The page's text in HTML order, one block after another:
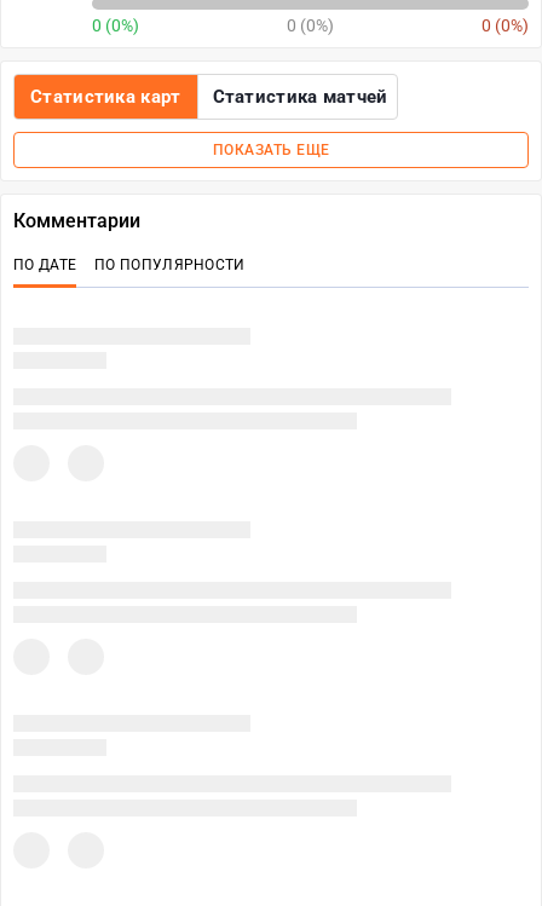
0 (0%) 0 (0%) 0 (0%)
Статистика карт Статистика матчей
ПОКАЗАТЬ ЕЩЕ
Комментарии
ПО ДАТЕ ПО ПОПУЛЯРНОСТИ